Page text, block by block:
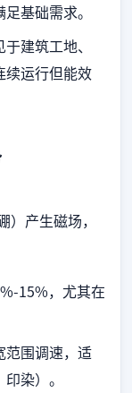
基础需求。
建筑工地、
续运行但能效
产生磁场，
15%，尤其在
范围调速，适
染）。